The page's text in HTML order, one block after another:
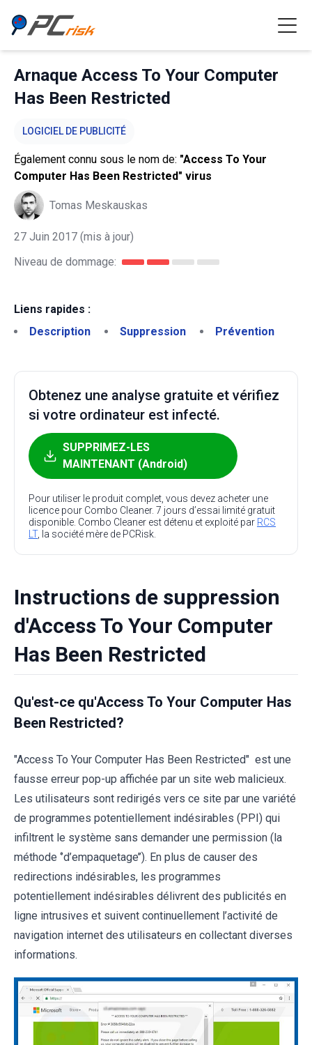
Arnaque Access To Your Computer
Has Been Restricted
LOGICIEL DE PUBLICITÉ
Également connu sous le nom de: "Access To Your
Computer Has Been Restricted" virus
Tomas Meskauskas
27 Juin 2017 (mis à jour)
Niveau de dommage:
Liens rapides :
Description
Suppression Prévention
Obtenez une analyse gratuite et vérifiez
si votre ordinateur est infecté.
SUPPRIMEZ-LES
MAINTENANT (Android)
Pour utiliser le produit complet, vous devez acheter une
licence pour Combo Cleaner. 7 jours d’essai limité gratuit
disponible. Combo Cleaner est détenu et exploité par RCS
LT, la société mère de PCRisk.
Instructions de suppression
d'Access To Your Computer
Has Been Restricted
Qu'est-ce qu'Access To Your Computer Has
Been Restricted?
"Access To Your Computer Has Been Restricted" est une
fausse erreur pop-up affichée par un site web malicieux.
Les utilisateurs sont redirigés vers ce site par une variété
de programmes potentiellement indésirables (PPI) qui
infiltrent le système sans demander une permission (la
méthode ‘’d’empaquetage’’). En plus de causer des
redirections indésirables, les programmes
potentiellement indésirables délivrent des publicités en
ligne intrusives et suivent continuellement l’activité de
navigation internet des utilisateurs en collectant diverses
informations.